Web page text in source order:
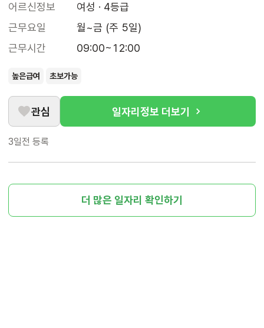
어르신정보
여성 · 4등급
근무요일
월~금 (주 5일)
근무시간
09:00~12:00
높은급여 초보가능
관심 일자리정보 더보기
3일전 등록
더 많은 일자리 확인하기